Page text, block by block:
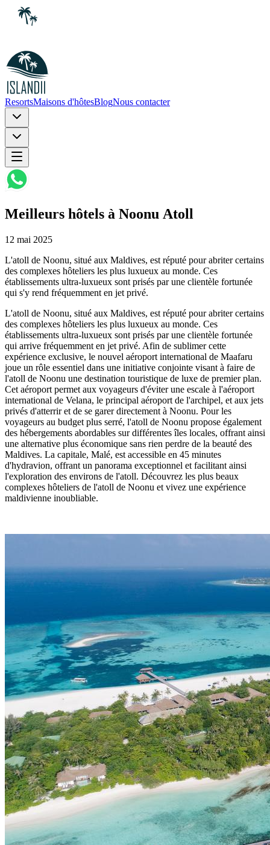
ResortsMaisons d'hôtesBlogNous contacter
Meilleurs hôtels à Noonu Аtoll
12 mai 2025
L'atoll de Noonu, situé aux Maldives, est réputé pour abriter certains
des complexes hôteliers les plus luxueux au monde. Ces
établissements ultra-luxueux sont prisés par une clientèle fortunée
qui s'y rend fréquemment en jet privé.
L'atoll de Noonu, situé aux Maldives, est réputé pour abriter certains
des complexes hôteliers les plus luxueux au monde. Ces
établissements ultra-luxueux sont prisés par une clientèle fortunée
qui arrive fréquemment en jet privé. Afin de sublimer cette
expérience exclusive, le nouvel aéroport international de Maafaru
joue un rôle essentiel dans une initiative conjointe visant à faire de
l'atoll de Noonu une destination touristique de luxe de premier plan.
Cet aéroport permet aux voyageurs d'éviter une escale à l'aéroport
international de Velana, le principal aéroport de l'archipel, et aux jets
privés d'atterrir et de se garer directement à Noonu. Pour les
voyageurs au budget plus serré, l'atoll de Noonu propose également
des hébergements abordables sur différentes îles locales, offrant ainsi
une alternative plus économique sans rien perdre de la beauté des
Maldives. La capitale, Malé, est accessible en 45 minutes
d'hydravion, offrant un panorama exceptionnel et facilitant ainsi
l'exploration des environs de l'atoll. Découvrez les plus beaux
complexes hôteliers de l'atoll de Noonu et vivez une expérience
maldivienne inoubliable.